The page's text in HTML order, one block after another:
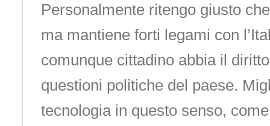
Personalmente ritengo giusto
ma mantiene forti legami con
comunque cittadino abbia il
questioni politiche del paese.
tecnologia in questo senso,